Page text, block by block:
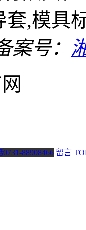
套,模具
案号：
0731-88908466 留言